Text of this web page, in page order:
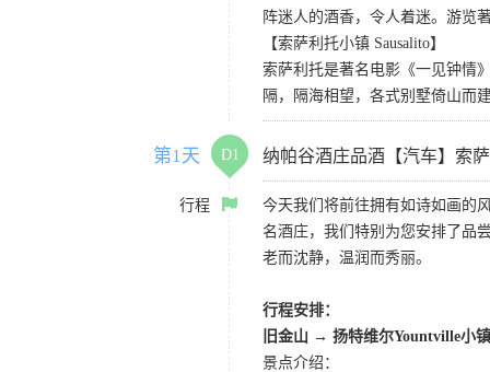
阵迷人的酒香，令人着迷。游览
【索萨利托小镇 Sausalito】
索萨利托是著名电影《一见钟情
隔，隔海相望，各式别墅倚山而
第1天 D1 纳帕谷酒庄品酒【汽车】索
行程
今天我们将前往拥有如诗如画的
名酒庄，我们特别为您安排了品
老而沈静，温润而秀丽。
行程安排：
旧金山 → 扬特维尔Yountville小镇
景点介绍：